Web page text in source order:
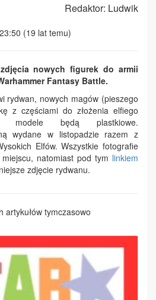
Redaktor: Ludwik
(19 lat temu)
nowych figurek do armii
Fantasy Battle.
rydwan, nowych magów (pieszego
z częściami do złożenia elfiego
modele będą plastkiowe.
wydane w listopadzie razem z
Elfów. Wszystkie fotografie
miejscu, natomiast pod tym linkiem
zdjęcie rydwanu.
artykułów tymczasowo